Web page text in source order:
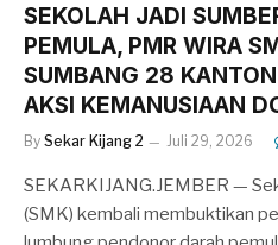
SEKOLAH JADI
PEMULA, PMR WIRA
SUMBANG 28
AKSI KEMANUSIAAN
By Sekar Kijang 2 Juli 29, 2026
SEKARKIJANG.JEMBER —
(SMK) kembali membuktikan